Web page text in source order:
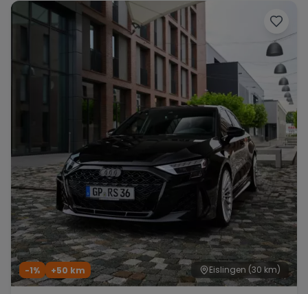
Eislingen (30 km)
-1% +50 km